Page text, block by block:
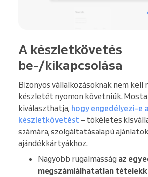
A készletkövetés
be-/kikapcsolása
Bizonyos vállalkozásoknak nem kell
készletét nyomon követniük.
kiválaszthatja, hogy engedélyezi-e a
készletkövetést– tökéletes
számára, szolgáltatásalapú
ajándékkártyákhoz.
Nagyobb rugalmasság az
megszámlálhatatlan